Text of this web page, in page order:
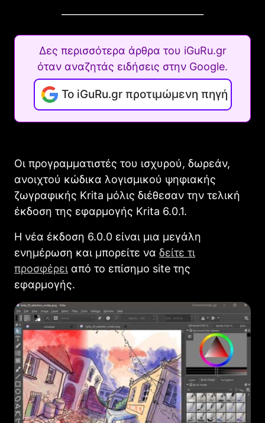
Δες περισσότερα άρθρα του iGuRu.gr
όταν αναζητάς ειδήσεις στην Google.
Το iGuRu.gr προτιμώμενη πηγή
Οι προγραμματιστές του ισχυρού, δωρεάν,
ανοιχτού κώδικα λογισμικού ψηφιακής
ζωγραφικής Krita μόλις διέθεσαν την τελική
έκδοση της εφαρμογής Krita 6.0.1.
Η νέα έκδοση 6.0.0 είναι μια μεγάλη
ενημέρωση και μπορείτε να δείτε τι
προσφέρει από το επίσημο site της
εφαρμογής.